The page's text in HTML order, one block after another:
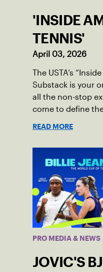
'INSIDE
TENNIS'
April 03, 2026
The USTA’s
Substack is your
all the non-stop
come to define
READ MORE
PRO MEDIA & NEWS
JOVIC'S